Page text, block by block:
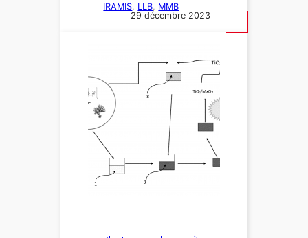
IRAMIS LLB MMB
29 décembre 2023